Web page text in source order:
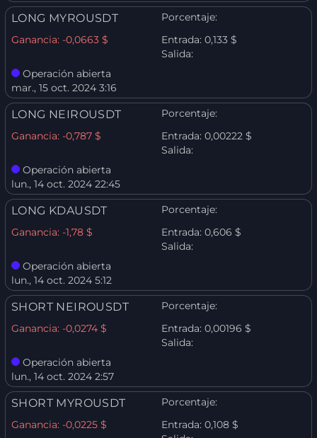
LONG MYROUSDT
Porcentaje:
Ganancia: -0,0663 $ Entrada: 0,133 $
Salida:
Operación abierta
mar., 15 oct. 2024 3:16
LONG NEIROUSDT
Porcentaje:
Ganancia: -0,787 $ Entrada: 0,00222 $
Salida:
Operación abierta
lun., 14 oct. 2024 22:45
LONG KDAUSDT
Porcentaje:
Ganancia: -1,78 $ Entrada: 0,606 $
Salida:
Operación abierta
lun., 14 oct. 2024 5:12
SHORT NEIROUSDT
Porcentaje:
Ganancia: -0,0274 $ Entrada: 0,00196 $
Salida:
Operación abierta
lun., 14 oct. 2024 2:57
SHORT MYROUSDT
Porcentaje:
Ganancia: -0,0225 $ Entrada: 0,108 $